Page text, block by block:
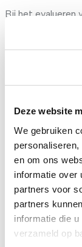
Deze website
We gebruiken
en om ons
informatie over
partners voor
partners
informatie die
verzameld op
Bij het evalueren
het ook
een
veiligheid een
Investeer
BHV-
In een wereld
toeslaan, is het
voorbereid te